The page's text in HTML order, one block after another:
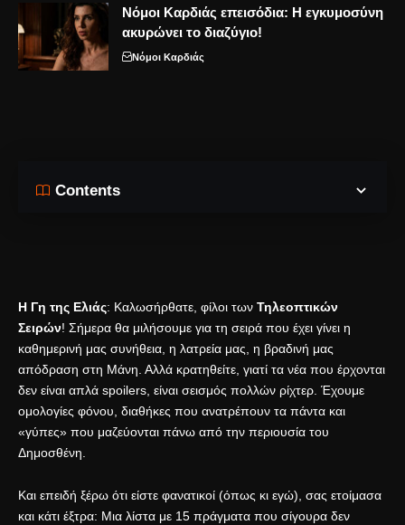
Νόμοι Καρδιάς επεισόδια: Η εγκυμοσύνη
ακυρώνει το διαζύγιο!
Νόμοι Καρδιάς
Contents
Η Γη της Ελιάς: Καλωσήρθατε, φίλοι των Τηλεοπτικών
Σειρών! Σήμερα θα μιλήσουμε για τη σειρά που έχει γίνει η
καθημερινή μας συνήθεια, η λατρεία μας, η βραδινή μας
απόδραση στη Μάνη. Αλλά κρατηθείτε, γιατί τα νέα που έρχονται
δεν είναι απλά spoilers, είναι σεισμός πολλών ρίχτερ. Έχουμε
ομολογίες φόνου, διαθήκες που ανατρέπουν τα πάντα και
«γύπες» που μαζεύονται πάνω από την περιουσία του
Δημοσθένη.
Και επειδή ξέρω ότι είστε φανατικοί (όπως κι εγώ), σας ετοίμασα
και κάτι έξτρα: Μια λίστα με 15 πράγματα που σίγουρα δεν